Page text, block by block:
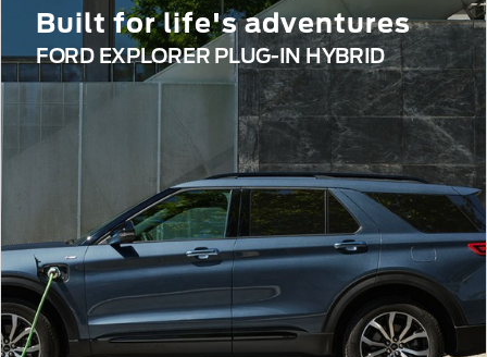
Built for life's adventures
FORD EXPLORER PLUG-IN HYBRID